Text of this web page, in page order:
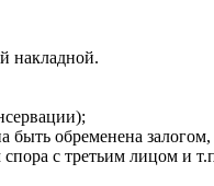
накладной.
обременена
с третьим лицом и